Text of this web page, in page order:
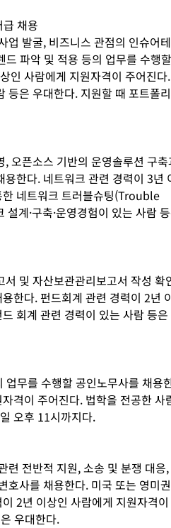
채용
업 발굴, 비즈니스 관점의 인슈어
파악 및 적용 등의 업무를 수행
인 사람에게 지원자격이 주어진다
등은 우대한다. 지원할 때 포트폴
오픈소스 기반의 운영솔루션 구
한다. 네트워크 관련 경력이 3년
네트워크 트러블슈팅(Trouble
계·구축·운영경험이 있는 사람
및 자산보관관리보고서 작성 확
한다. 펀드회계 관련 경력이 2년
회계 관련 경력이 있는 사람 등
무를 수행할 공인노무사를 채용
격이 주어진다. 법학을 전공한 사
오후 11시까지다.
련 전반적 지원, 소송 및 분쟁 대응
호사를 채용한다. 미국 또는 영미
2년 이상인 사람에게 지원자격
우대한다.